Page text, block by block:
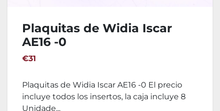
Plaquitas de Widia Iscar
AE16 -0
€31
Plaquitas de Widia Iscar AE16 -0 El precio
incluye todos los insertos, la caja incluye 8
Unidade...